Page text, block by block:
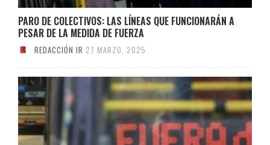
PARO DE COLECTIVOS: LAS LÍNEAS QUE FUNCIONARÁN A
PESAR DE LA MEDIDA DE FUERZA
REDACCIÓN IR 27 MARZO, 2025